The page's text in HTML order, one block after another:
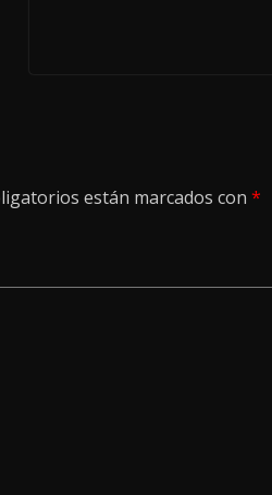
están marcados con *